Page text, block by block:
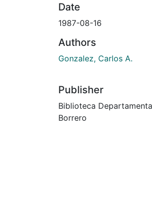
Date
1987-08-16
Authors
Gonzalez, Carlos A.
Publisher
Biblioteca
Borrero